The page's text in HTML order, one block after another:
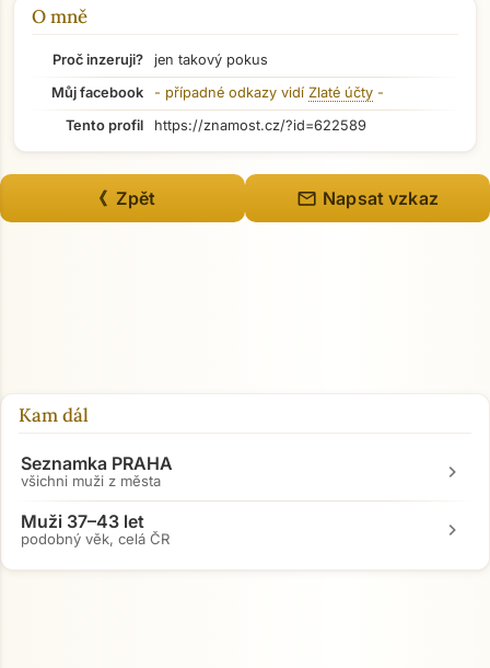
O mně
Proč inzeruji?
jen takový pokus
Můj facebook
- případné odkazy vidí Zlaté účty -
Tento profil
https://znamost.cz/?id=622589
《 Zpět mail Napsat vzkaz
Kam dál
Seznamka PRAHA
všichni muži z města chevron_right
Muži 37–43 let
podobný věk, celá ČR chevron_right